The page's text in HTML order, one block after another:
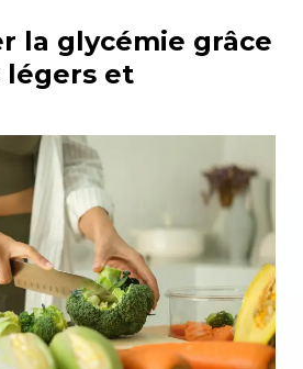
la glycémie grâce
légers et